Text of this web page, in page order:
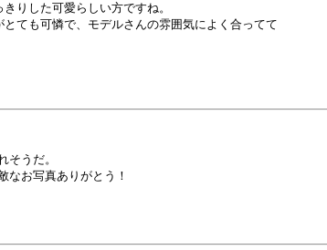
りした可愛らしい方ですね。
ても可憐で、モデルさんの雰囲気によく合ってて
そうだ。
なお写真ありがとう！